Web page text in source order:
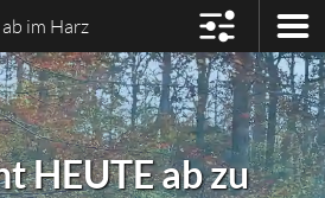
im Harz
HEUTE ab zu